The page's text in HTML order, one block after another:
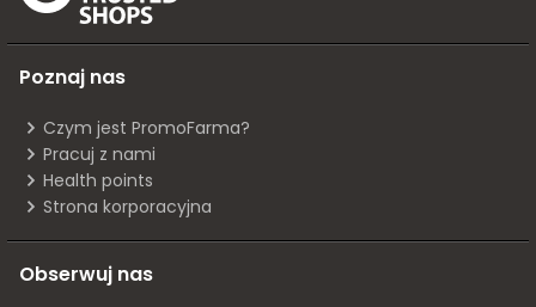
Poznaj nas
Czym jest PromoFarma?
Pracuj z nami
Health points
Strona korporacyjna
Obserwuj nas